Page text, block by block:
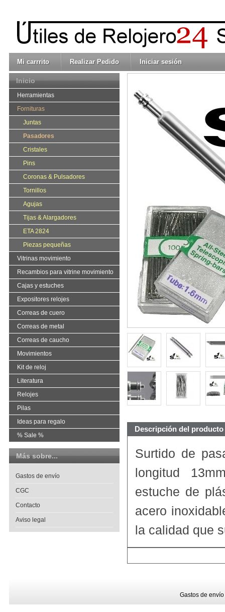
Mi carrrito Realizar Pedido Iniciar sesión
Descripción del producto
Surtido de
longitud
estuche de
acero
la calidad que
Inicio
Herramientas
Fornituras
Juntas
Pasadores
Cristales
Pins
Coronas & Pulsadores
Tornillos
Agujas
Tijas & Alargadores
ETA 2824
Piezas pequeñas
Vitrinas movimiento
Recambios para vitrine movimiento
Cajas y estuches
Expositores relojes
Correas de cuero
Correas de metal
Correas de caucho
Movimientos
Kit de reloj
Literatura
Relojes
Pilas
Ideas para regalo
% Sale %
Más sobre...
Gastos de envío
CGC
Contacto
Aviso legal
Gastos de envío